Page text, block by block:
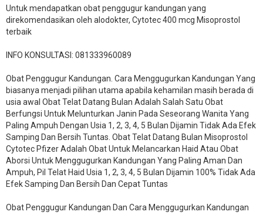
Untuk mendapatkan obat penggugur kandungan yang
direkomendasikan oleh alodokter, Cytotec 400 mcg Misoprostol
terbaik
INFO KONSULTASI: 081333960089
​Obat Penggugur Kandungan. Cara Menggugurkan Kandungan Yang
biasanya menjadi pilihan utama apabila kehamilan masih berada di
usia awal Obat Telat Datang Bulan Adalah Salah Satu Obat
Berfungsi Untuk Melunturkan Janin Pada Seseorang Wanita Yang
Paling Ampuh Dengan Usia 1, 2, 3, 4, 5 Bulan Dijamin Tidak Ada Efek
Samping Dan Bersih Tuntas. Obat Telat Datang Bulan Misoprostol
Cytotec Pfizer Adalah Obat Untuk Melancarkan Haid Atau Obat
Aborsi Untuk Menggugurkan Kandungan Yang Paling Aman Dan
Ampuh, Pil Telat Haid Usia 1, 2, 3, 4, 5 Bulan Dijamin 100% Tidak Ada
Efek Samping Dan Bersih Dan Cepat Tuntas
Obat Penggugur Kandungan Dan Cara Menggugurkan Kandungan